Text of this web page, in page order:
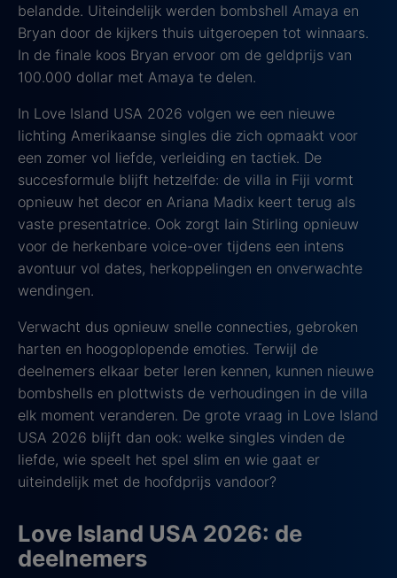
belandde. Uiteindelijk werden bombshell Amaya en
Bryan door de kijkers thuis uitgeroepen tot winnaars.
In de finale koos Bryan ervoor om de geldprijs van
100.000 dollar met Amaya te delen.
In Love Island USA 2026 volgen we een nieuwe
lichting Amerikaanse singles die zich opmaakt voor
een zomer vol liefde, verleiding en tactiek. De
succesformule blijft hetzelfde: de villa in Fiji vormt
opnieuw het decor en Ariana Madix keert terug als
vaste presentatrice. Ook zorgt Iain Stirling opnieuw
voor de herkenbare voice-over tijdens een intens
avontuur vol dates, herkoppelingen en onverwachte
wendingen.
Verwacht dus opnieuw snelle connecties, gebroken
harten en hoogoplopende emoties. Terwijl de
deelnemers elkaar beter leren kennen, kunnen nieuwe
bombshells en plottwists de verhoudingen in de villa
elk moment veranderen. De grote vraag in Love Island
USA 2026 blijft dan ook: welke singles vinden de
liefde, wie speelt het spel slim en wie gaat er
uiteindelijk met de hoofdprijs vandoor?
Love Island USA 2026: de
deelnemers